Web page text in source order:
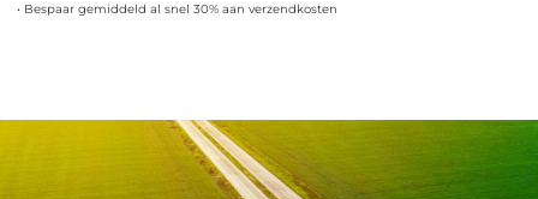
• Bespaar gemiddeld al snel 30% aan verzendkosten